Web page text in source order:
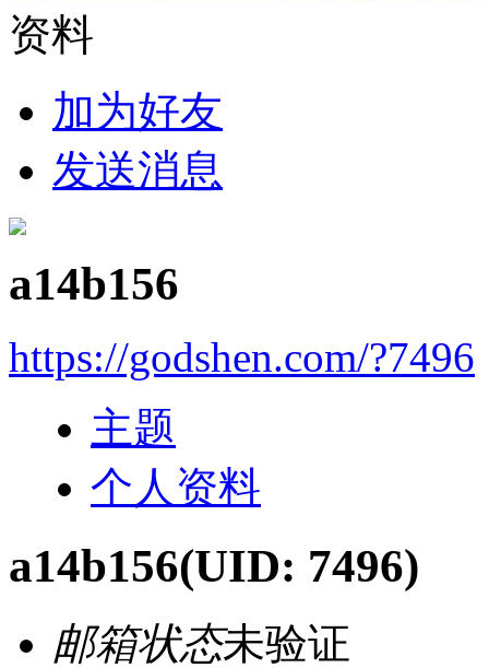
资料
加为好友
发送消息
a14b156
https://godshen.com/?7496
主题
个人资料
a14b156(UID: 7496)
邮箱状态未验证